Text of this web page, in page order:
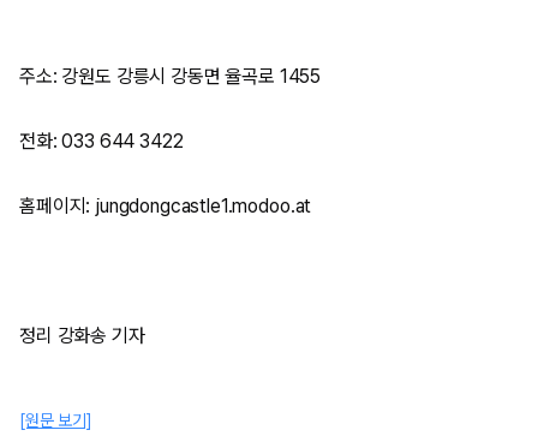
주소: 강원도 강릉시 강동면 율곡로 1455
전화: 033 644 3422
홈페이지: jungdongcastle1.modoo.at
정리 강화송 기자
[원문 보기]